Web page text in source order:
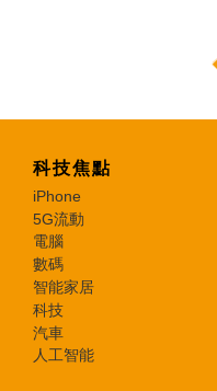
科技焦點
iPhone
5G流動
電腦
數碼
智能家居
科技
汽車
人工智能